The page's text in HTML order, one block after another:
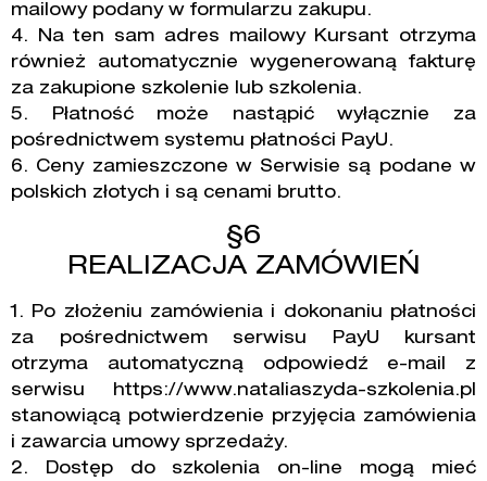
mailowy podany w formularzu zakupu.
4. Na ten sam adres mailowy Kursant otrzyma
również automatycznie wygenerowaną fakturę
za zakupione szkolenie lub szkolenia.
5. Płatność może nastąpić wyłącznie za
pośrednictwem systemu płatności PayU.
6. Ceny zamieszczone w Serwisie są podane w
polskich złotych i są cenami brutto.
§6
REALIZACJA ZAMÓWIEŃ
1. Po złożeniu zamówienia i dokonaniu płatności
za pośrednictwem serwisu PayU kursant
otrzyma automatyczną odpowiedź e-mail z
serwisu https://www.nataliaszyda-szkolenia.pl
stanowiącą potwierdzenie przyjęcia zamówienia
i zawarcia umowy sprzedaży.
2. Dostęp do szkolenia on-line mogą mieć